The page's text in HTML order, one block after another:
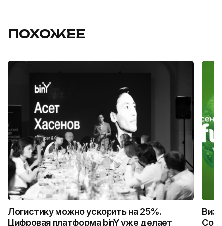
ПОХОЖЕЕ
Логистику можно ускорить на 25%.
Цифровая платформа binY уже делает